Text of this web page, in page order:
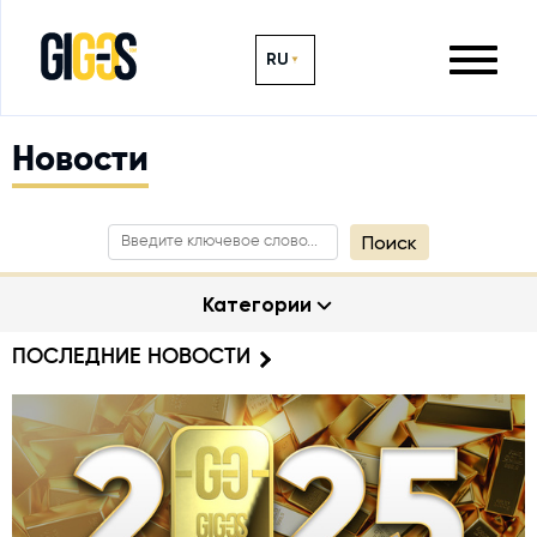
RU
Новости
Категории
Поиск
ПОСЛЕДНИЕ НОВОСТИ